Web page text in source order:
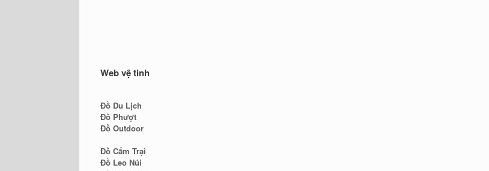
Web vệ tinh
Đồ Du Lịch
Đồ Phượt
Đồ Outdoor
Đồ Cắm Trại
Đồ Leo Núi